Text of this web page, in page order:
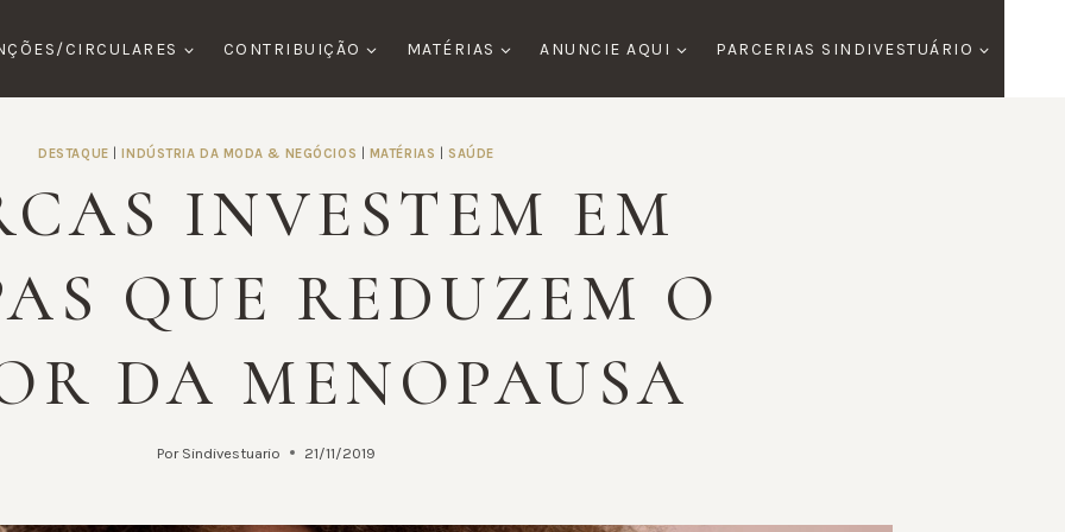
CIRCULARES CONTRIBUIÇÃO MATÉRIAS ANUNCIE AQUI PARCERIAS SINDIVESTUÁRIO
DESTAQUE INDÚSTRIA DA MODA & NEGÓCIOS MATÉRIAS SAÚDE
INVESTEM EM
QUE REDUZEM O
DA MENOPAUSA
Por Sindivestuario 21/11/2019